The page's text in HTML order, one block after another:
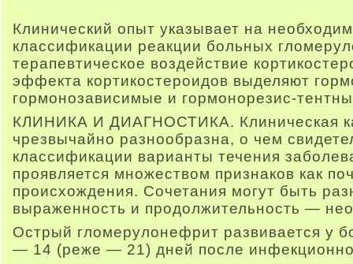
Клинический опыт указывает на
классификации реакции больных
терапевтическое воздействие
эффекта кортикостероидов выделяют
гормонозависимые и гормонорезис-
КЛИНИКА И ДИАГНОСТИКА. Клиническая
чрезвычайно разнообразна, о чем
классификации варианты течения
проявляется множеством признаков как
происхождения. Сочетания могут быть
выраженность и продолжительность —
Острый гломерулонефрит развивается у
— 14 (реже — 21) дней после